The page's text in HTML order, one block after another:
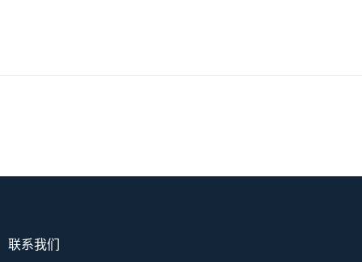
联系我们